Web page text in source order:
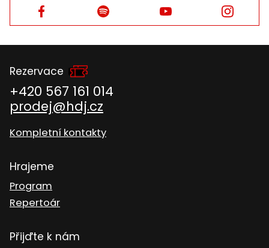
Facebook Facebook Facebook Facebook
Rezervace
+420 567 161 014
prodej@hdj.cz
Kompletní kontakty
Hrajeme
Program
Repertoár
Přijďte k nám